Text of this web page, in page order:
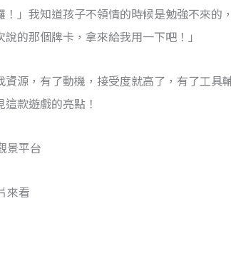
」我知道孩子不領情的時候是勉強不來
的那個牌卡，拿來給我用一下吧！」
源，有了動機，接受度就高了，有了工
款遊戲的亮點！
景平台
來看